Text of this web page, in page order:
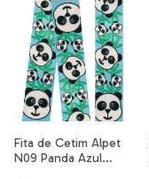
Fita de Cetim Alpet
N09 Panda Azul